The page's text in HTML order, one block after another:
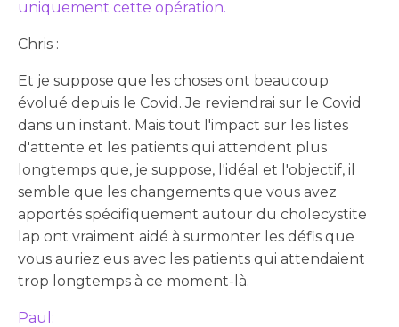
uniquement cette opération.
Chris :
Et je suppose que les choses ont beaucoup
évolué depuis le Covid. Je reviendrai sur le Covid
dans un instant. Mais tout l'impact sur les listes
d'attente et les patients qui attendent plus
longtemps que, je suppose, l'idéal et l'objectif, il
semble que les changements que vous avez
apportés spécifiquement autour du cholecystite
lap ont vraiment aidé à surmonter les défis que
vous auriez eus avec les patients qui attendaient
trop longtemps à ce moment-là.
Paul: